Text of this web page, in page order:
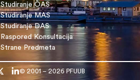
Studiranje OAS
Studiranje MAS
Studiranje DAS
Raspored Konsultacija
Strane Predmeta
© 2001 – 2026 PFUUB